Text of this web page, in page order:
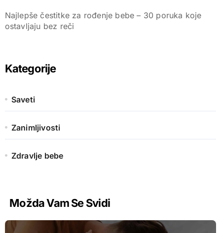
Najlepše čestitke za rođenje bebe – 30 poruka koje
ostavljaju bez reči
Kategorije
Saveti
Zanimljivosti
Zdravlje bebe
Možda Vam Se Svidi